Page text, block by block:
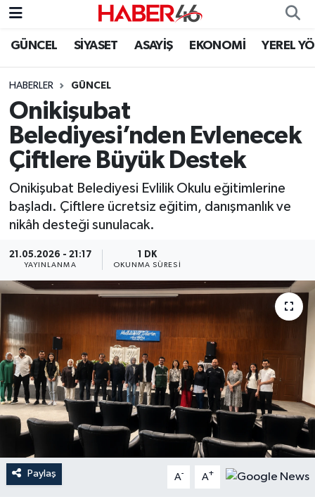
GÜNCEL SİYASET ASAYİŞ EKONOMİ YEREL
HABERLER GÜNCEL
Onikişubat
Belediyesi’nden Evlenecek
Çiftlere Büyük Destek
Onikişubat Belediyesi Evlilik Okulu eğitimlerine
başladı. Çiftlere ücretsiz eğitim, danışmanlık ve
nikâh desteği sunulacak.
21.05.2026 - 21:17
YAYINLANMA
1 DK
OKUNMA SÜRESI
Paylaş A- A+
GÜNCEL
SİYASET
EKONOMİ
SPOR
YAŞAM
TEKNOLOJİ
SAĞLIK
İLÇE HABERLERİ
KÜLTÜR-SANAT
KSÜ
ROPORTAJ
Nöbetçi Eczaneler
Hava Durumu
Kahramanmaraş Namaz Vakitleri
Trafik Durumu
Süper Lig Puan Durumu ve Fikstür
Tüm Manşetler
Son Dakika Haberleri